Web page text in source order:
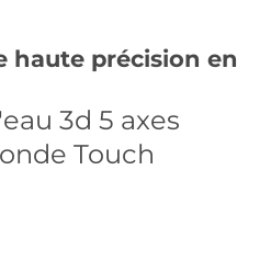
haute précision en
3d 5 axes
Touch